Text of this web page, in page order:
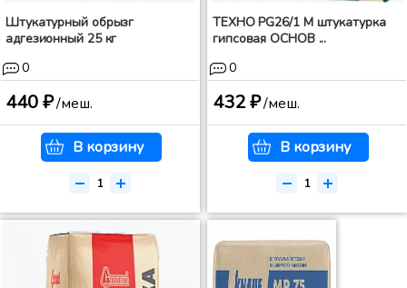
Штукатурный обрызг
адгезионный 25 кг
0
440 ₽/меш.
В корзину
ТЕХНО PG26/1 M штукатурка
гипсовая ОСНОВ ...
0
432 ₽/меш.
В корзину